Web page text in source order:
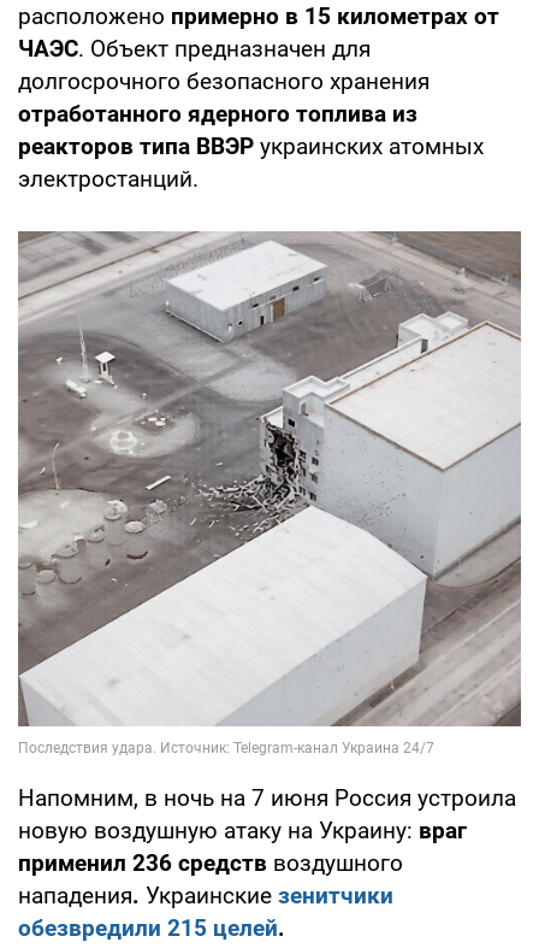
расположено примерно в 15 километрах от
ЧАЭС. Объект предназначен для
долгосрочного безопасного хранения
отработанного ядерного топлива из
реакторов типа ВВЭР украинских атомных
электростанций.
Напомним, в ночь на 7 июня Россия устроила
новую воздушную атаку на Украину: враг
применил 236 средств воздушного
нападения. Украинские зенитчики
обезвредили 215 целей.